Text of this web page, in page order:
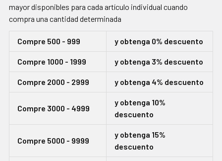
mayor disponibles para cada artículo individual cuando
compra una cantidad determinada
Compre 500 - 999 y obtenga 0% descuento
Compre 1000 - 1999 y obtenga 3% descuento
Compre 2000 - 2999 y obtenga 4% descuento
Compre 3000 - 4999
y obtenga 10%
descuento
Compre 5000 - 9999
y obtenga 15%
descuento